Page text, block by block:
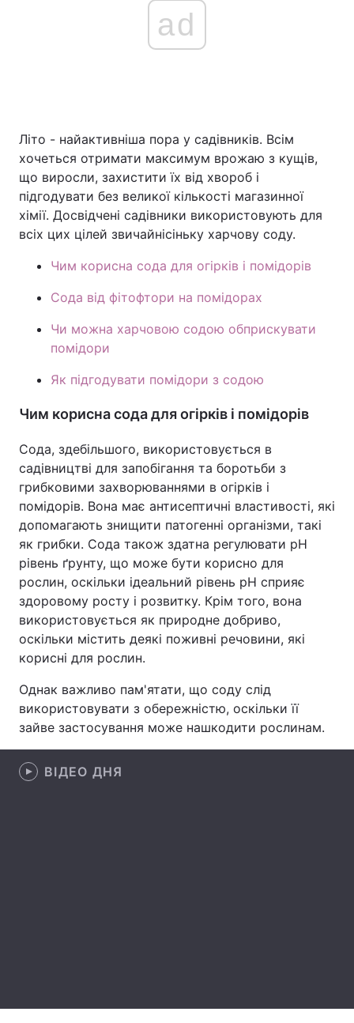
Головна Війна
Україна Політика
Економіка Світ
Спорт Наука
Техно і зв'язок Лайт
Зброя Інциденти
Лонгріди
Відео з Youtube Статті
Інтерв'ю Думки
Архів Вакансії
Контакти
Послуги
ad
Літо - найактивніша пора у садівників. Всім
хочеться отримати максимум врожаю з кущів,
що виросли, захистити їх від хвороб і
підгодувати без великої кількості магазинної
хімії. Досвідчені садівники використовують для
всіх цих цілей звичайнісіньку харчову соду.
Чим корисна сода для огірків і помідорів
Сода від фітофтори на помідорах
Чи можна харчовою содою обприскувати
помідори
Як підгодувати помідори з содою
Чим корисна сода для огірків і помідорів
Сода, здебільшого, використовується в
садівництві для запобігання та боротьби з
грибковими захворюваннями в огірків і
помідорів. Вона має антисептичні властивості, які
допомагають знищити патогенні організми, такі
як грибки. Сода також здатна регулювати pH
рівень ґрунту, що може бути корисно для
рослин, оскільки ідеальний рівень pH сприяє
здоровому росту і розвитку. Крім того, вона
використовується як природне добриво,
оскільки містить деякі поживні речовини, які
корисні для рослин.
Однак важливо пам'ятати, що соду слід
використовувати з обережністю, оскільки її
зайве застосування може нашкодити рослинам.
ВІДЕО ДНЯ